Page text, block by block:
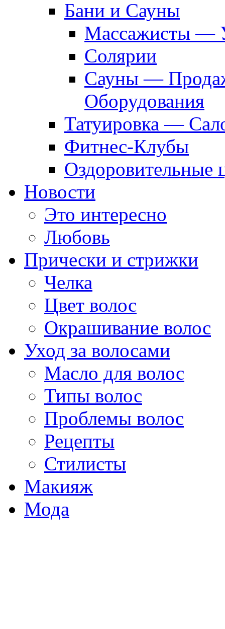
Бани и Сауны
Массажисты —
Солярии
Сауны —
Оборудования
Татуировка —
Фитнес-Клубы
Оздоровительные
Новости
Это интересно
Любовь
Прически и стрижки
Челка
Цвет волос
Окрашивание волос
Уход за волосами
Масло для волос
Типы волос
Проблемы волос
Рецепты
Стилисты
Макияж
Мода